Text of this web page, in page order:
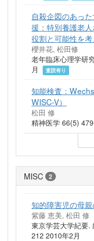
自殺企図のあっ
援：特別養護老
役割と可能性を考
櫻井花, 松田修
老年臨床心理学研
月
査読有り
知能検査：
WISC-V）
松田 修
精神医学 66(5)
MISC 2
知的障害児の母
紫藤 恵美, 松田 修
東京学芸大学紀要.
212 2010年2月